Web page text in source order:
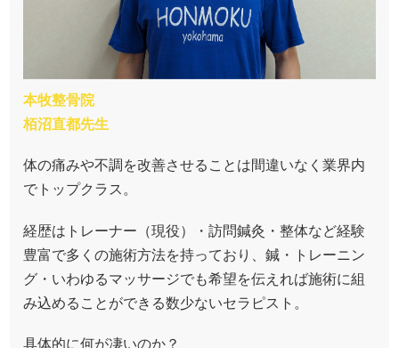
本牧整骨院
栢沼直都先生
体の痛みや不調を改善させることは間違いなく業界内
でトップクラス。
経歴はトレーナー（現役）・訪問鍼灸・整体など経験
豊富で多くの施術方法を持っており、鍼・トレーニン
グ・いわゆるマッサージでも希望を伝えれば施術に組
み込めることができる数少ないセラピスト。
具体的に何が凄いのか？